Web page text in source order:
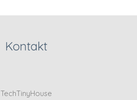
Kontakt
TechTinyHouse